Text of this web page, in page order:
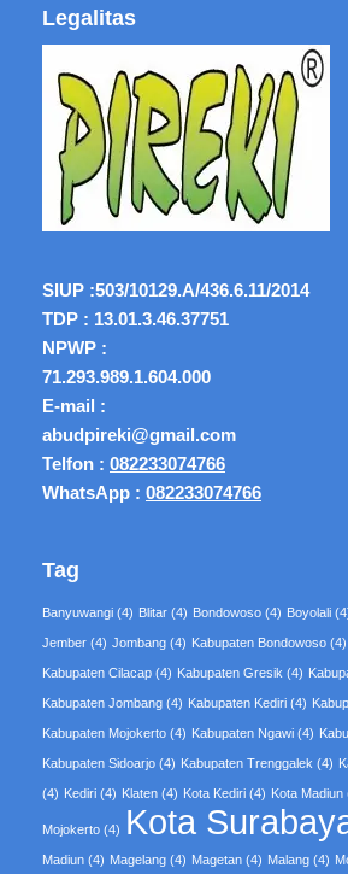
Legalitas
SIUP :503/10129.A/436.6.11/2014
TDP : 13.01.3.46.37751
NPWP :
71.293.989.1.604.000
E-mail :
abudpireki@gmail.com
Telfon : 082233074766
WhatsApp : 082233074766
Tag
Banyuwangi (4) Blitar (4) Bondowoso (4) Boyolali
Jember (4) Jombang (4) Kabupaten Bondowoso (4)
Kabupaten Cilacap (4) Kabupaten Gresik (4)
Kabupaten Jombang (4) Kabupaten Kediri (4)
Kabupaten Mojokerto (4) Kabupaten Ngawi (4)
Kabupaten Sidoarjo (4) Kabupaten Trenggalek (4)
(4) Kediri (4) Klaten (4) Kota Kediri (4) Kota Madiun
Mojokerto (4) Kota
Madiun (4) Magelang (4) Magetan (4) Malang (4)